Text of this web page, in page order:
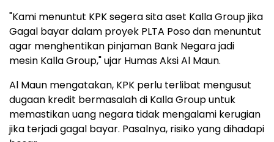
"Kami menuntut KPK segera sita aset Kalla Group jika
Gagal bayar dalam proyek PLTA Poso dan menuntut
agar menghentikan pinjaman Bank Negara jadi
mesin Kalla Group," ujar Humas Aksi Al Maun.
Al Maun mengatakan, KPK perlu terlibat mengusut
dugaan kredit bermasalah di Kalla Group untuk
memastikan uang negara tidak mengalami kerugian
jika terjadi gagal bayar. Pasalnya, risiko yang dihadapi